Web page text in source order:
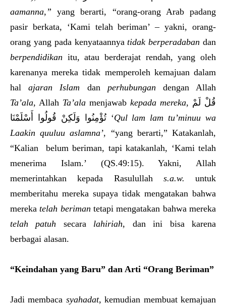
aamanna,” yang berarti, “orang-orang Arab padang
pasir berkata, ‘Kami telah beriman’ – yakni, orang-
orang yang pada kenyataannyatidak berperadaban dan
berpendidikan itu, atau berderajat rendah, yang oleh
karenanya mereka tidak memperoleh kemajuan dalam
halajaran Islam dan perhubungan dengan Allah
Ta’ala, Allah Ta’ala menjawab kepada mereka, قُلْ لَمْ
تُؤْمِنُوا وَلَكِنْ قُولُوا أَسْلَمْنَا ‘Qul lam lam tu’minuu wa
Laakin quuluu aslamna’, “yang berarti,” Katakanlah,
“Kalian belum beriman, tapi katakanlah, ‘Kami telah
menerima Islam.’ (QS.49:15). Yakni, Allah
memerintahkan kepada Rasulullah s.a.w. untuk
memberitahu mereka supaya tidak mengatakan bahwa
merekatelah beriman tetapi mengatakan bahwa mereka
telah patuh secara lahiriah, dan ini bisa karena
berbagai alasan.
“Keindahan yang Baru” dan Arti “Orang Beriman”
Jadi membaca syahadat, kemudian membuat kemajuan